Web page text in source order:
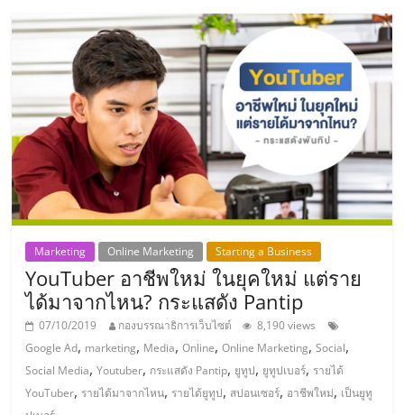
ขาย
แฟ
รน
ไชส์
แฟ
รน
ไชส์
ขาย
Marketing Online Marketing Starting a Business
YouTuber อาชีพใหม่ ในยุคใหม่ แต่ราย
ได้มาจากไหน? กระแสดัง Pantip
07/10/2019 กองบรรณาธิการเว็บไซต์
8,190 views
Google Ad, marketing, Media,Online,Online Marketing,Social,
Social Media,Youtuber, กระแสดัง Pantip, ยูทูป, ยูทูปเบอร์, รายได้
YouTuber, รายได้มาจากไหน, รายได้ยูทูป, สปอนเซอร์, อาชีพใหม่, เป็นยูทู